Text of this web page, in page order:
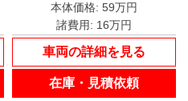
本体価格: 59万円
諸費用: 16万円
車両の詳細を見る
在庫・見積依頼